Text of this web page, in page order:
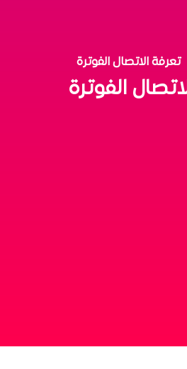
تعرفة الاتصال الفوترة
الفوترة